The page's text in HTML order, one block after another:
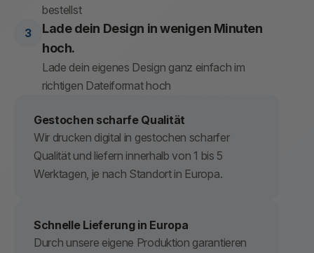
bestellst
Lade dein Design in wenigen Minuten
hoch.
Lade dein eigenes Design ganz einfach im
richtigen Dateiformat hoch
Gestochen scharfe Qualität
Wir drucken digital in gestochen scharfer
Qualität und liefern innerhalb von 1 bis 5
Werktagen, je nach Standort in Europa.
Schnelle Lieferung in Europa
Durch unsere eigene Produktion garantieren